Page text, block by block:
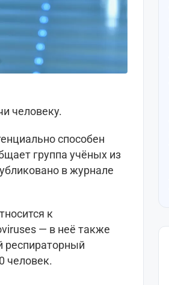
человеку.
способен
группа учёных из
в журнале
к
— в неё также
респираторный
человек.